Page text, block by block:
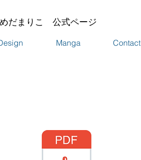
だまりこ 公式ページ
Manga Contact